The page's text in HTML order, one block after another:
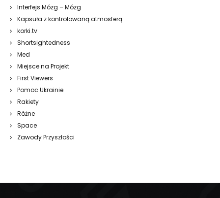
Interfejs Mózg – Mózg
Kapsuła z kontrolowaną atmosferą
korki.tv
Shortsightedness
Med
Miejsce na Projekt
First Viewers
Pomoc Ukrainie
Rakiety
Różne
Space
Zawody Przyszłości